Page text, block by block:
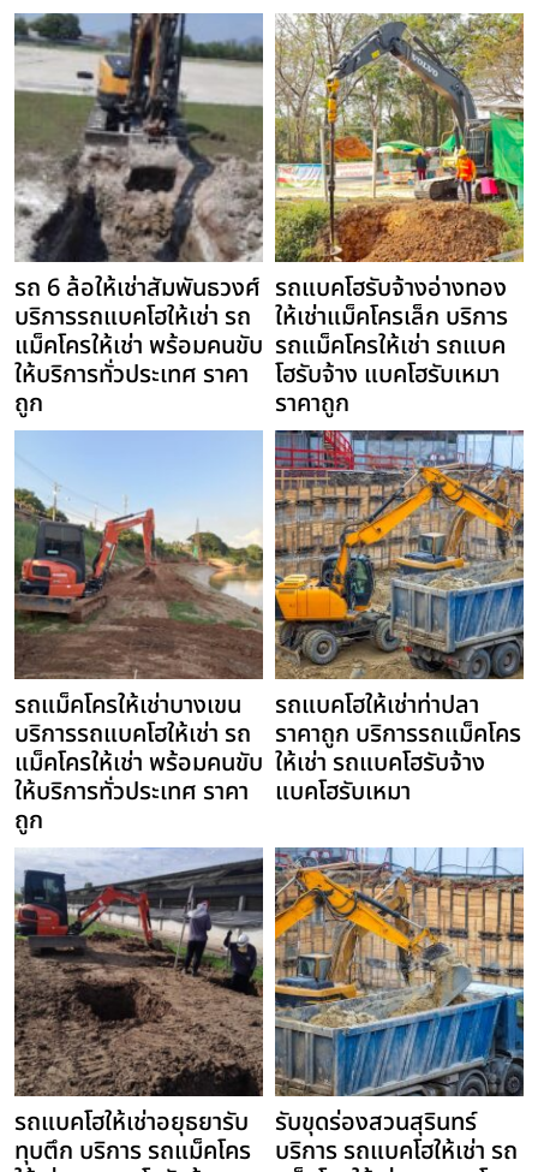
รถ 6 ล้อให้เช่าสัมพันธวงศ์
บริการรถแบคโฮให้เช่า รถ
แม็คโครให้เช่า พร้อมคนขับ
ให้บริการทั่วประเทศ ราคา
ถูก
รถแบคโฮรับจ้างอ่างทอง
ให้เช่าแม็คโครเล็ก บริการ
รถแม็คโครให้เช่า รถแบค
โฮรับจ้าง แบคโฮรับเหมา
ราคาถูก
รถแม็คโครให้เช่าบางเขน
บริการรถแบคโฮให้เช่า รถ
แม็คโครให้เช่า พร้อมคนขับ
ให้บริการทั่วประเทศ ราคา
ถูก
รถแบคโฮให้เช่าท่าปลา
ราคาถูก บริการรถแม็คโคร
ให้เช่า รถแบคโฮรับจ้าง
แบคโฮรับเหมา
รถแบคโฮให้เช่าอยุธยารับ
ทุบตึก บริการ รถแม็คโคร
รับขุดร่องสวนสุรินทร์
บริการ รถแบคโฮให้เช่า รถ